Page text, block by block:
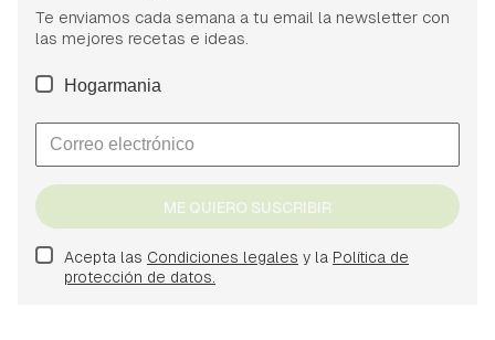
Te enviamos cada semana a tu email la newsletter con
las mejores recetas e ideas.
Hogarmania
ME QUIERO SUSCRIBIR
Acepta las Condiciones legales y la Política de
protección de datos.